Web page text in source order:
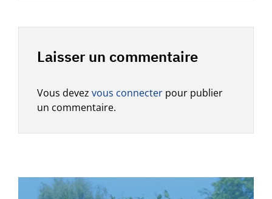
Laisser un commentaire
Vous devez vous connecter pour publier
un commentaire.